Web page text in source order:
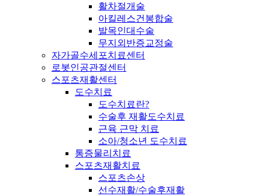
활차절개술
아킬레스건봉합술
발목인대수술
무지외반증교정술
자가골수세포치료센터
로봇인공관절센터
스포츠재활센터
도수치료
도수치료란?
수술후 재활도수치료
근육 근막 치료
소아/청소년 도수치료
통증물리치료
스포츠재활치료
스포츠손상
선수재활/수술후재활